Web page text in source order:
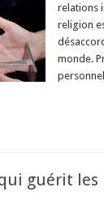
relations
religion
monde.
guérit les